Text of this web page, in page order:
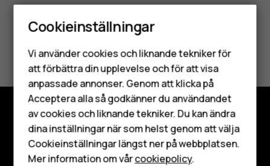
Smartphones
Mobiltelefoner
Tillbehör
HMD Terra M
Surfplattor
Ja Nej
Utforska
Om
Cookieinställningar
Vi använder cookies och liknande tekniker för
att förbättra din upplevelse och för att visa
anpassade annonser. Genom att klicka på
Acceptera alla så godkänner du användandet
av cookies och liknande tekniker. Du kan ändra
dina inställningar när som helst genom att välja
Cookieinställningar längst ner på webbplatsen.
Mer information om vårcookiepolicy.